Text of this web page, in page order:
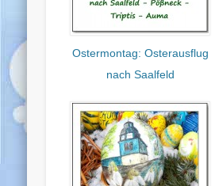
Ostermontag: Osterausflug
nach Saalfeld